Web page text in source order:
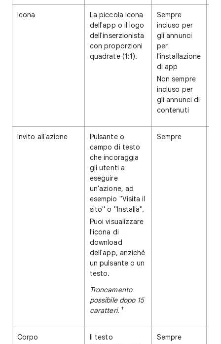
Icona
La piccola icona
dell'app o il logo
dell'inserzionista
con proporzioni
quadrate (1:1).
Sempre
incluso per
gli annunci
per
l'installazione
di app
Non sempre
incluso per
gli annunci di
contenuti
Invito all'azione
Pulsante o
campo di testo
che incoraggia
gli utenti a
eseguire
un'azione, ad
esempio "Visita il
sito" o "Installa".
Puoi visualizzare
l'icona di
download
dell'app, anziché
un pulsante o un
testo.
Troncamento
possibile dopo 15
caratteri. †
Sempre
Corpo
Il testo
Sempre